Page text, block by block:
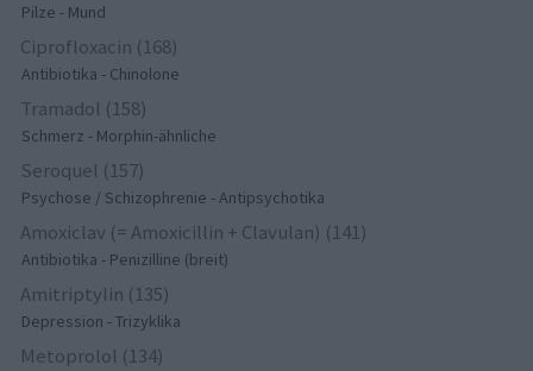
Pilze - Mund
Ciprofloxacin (168)
Antibiotika - Chinolone
Tramadol (158)
Schmerz - Morphin-ähnliche
Seroquel (157)
Psychose / Schizophrenie - Antipsychotika
Amoxiclav (= Amoxicillin + Clavulan) (141)
Antibiotika - Penizilline (breit)
Amitriptylin (135)
Depression - Trizyklika
Metoprolol (134)